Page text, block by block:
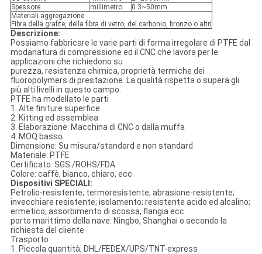
Spessore
millimetro
0.3~50mm
Materiali aggregazione
Fibra della grafite, della fibra di vetro, del carbonio, bronzo o altri
Descrizione:
Possiamo fabbricare le varie parti di forma irregolare di PTFE dal
modanatura di compressione ed il CNC che lavora per le
applicazioni che richiedono su
purezza, resistenza chimica, proprietà termiche dei
fluoropolymers di prestazione. La qualità rispetta o supera gli
più alti livelli in questo campo.
PTFE ha modellato le parti
1. Alte finiture superfice
2. Kitting ed assemblea
3. Elaborazione: Macchina di CNC o dalla muffa
4. MOQ basso
Dimensione: Su misura/standard e non standard
Materiale: PTFE
Certificato: SGS /ROHS/FDA
Colore: caffè, bianco, chiaro, ecc
Dispositivi SPECIALI:
Petrolio-resistente; termoresistente; abrasione-resistente;
invecchiare resistente; isolamento; resistente acido ed alcalino;
ermetico; assorbimento di scossa, flangia ecc.
porto marittimo della nave: Ningbo, Shanghai o secondo la
richiesta del cliente
Trasporto
1. Piccola quantità, DHL/FEDEX/UPS/TNT-express